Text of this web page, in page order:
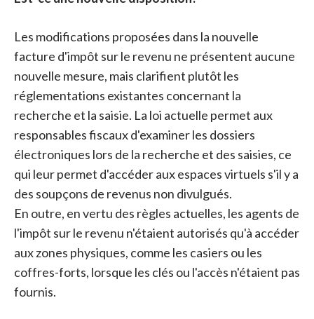
Les modifications proposées dans la nouvelle
facture d'impôt sur le revenu ne présentent aucune
nouvelle mesure, mais clarifient plutôt les
réglementations existantes concernant la
recherche et la saisie. La loi actuelle permet aux
responsables fiscaux d'examiner les dossiers
électroniques lors de la recherche et des saisies, ce
qui leur permet d'accéder aux espaces virtuels s'il y a
des soupçons de revenus non divulgués.
En outre, en vertu des règles actuelles, les agents de
l'impôt sur le revenu n'étaient autorisés qu'à accéder
aux zones physiques, comme les casiers ou les
coffres-forts, lorsque les clés ou l'accès n'étaient pas
fournis.